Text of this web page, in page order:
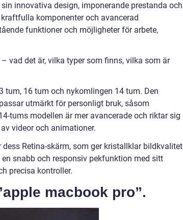
innovativa design, imponerande prestanda och
komponenter och avancerad
funktioner och möjligheter för arbete,
vad det är, vilka typer som finns, vilka som är
tum, 16 tum och nykomlingen 14 tum. Den
utmärkt för personligt bruk, såsom
tums modellen är mer avancerade och riktar sig
videor och animationer.
Retina-skärm, som ger kristallklar bildkvalitet
snabb och responsiv pekfunktion med sitt
precisa kontroller.
macbook pro”.